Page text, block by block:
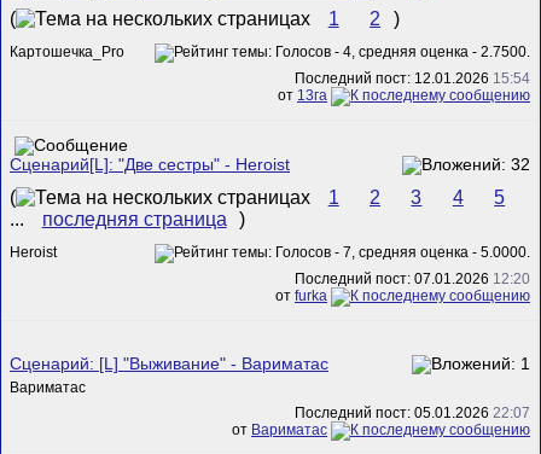
( 1 2 )
Картошечка_Pro
Последний пост: 12.01.2026 15:54
от 13га
Сценарий[L]: "Две сестры" - Heroist
( 1 2 3 4
5
...
последняя страница )
Heroist
Последний пост: 07.01.2026 12:20
от furka
Сценарий: [L] "Выживание" - Вариматас
Вариматас
Последний пост: 05.01.2026 22:07
от Вариматас